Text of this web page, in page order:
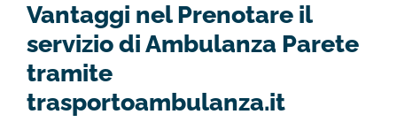
Vantaggi nel Prenotare il
servizio di Ambulanza Parete
tramite
trasportoambulanza.it